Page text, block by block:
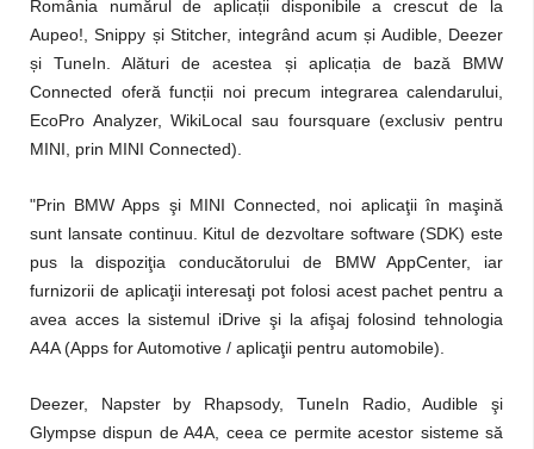
România numărul de aplicații disponibile a crescut de la
Aupeo!, Snippy și Stitcher, integrând acum și Audible, Deezer
și TuneIn. Alături de acestea și aplicația de bază BMW
Connected oferă funcții noi precum integrarea calendarului,
EcoPro Analyzer, WikiLocal sau foursquare (exclusiv pentru
MINI, prin MINI Connected).
"Prin BMW Apps şi MINI Connected, noi aplicaţii în maşină
sunt lansate continuu. Kitul de dezvoltare software (SDK) este
pus la dispoziţia conducătorului de BMW AppCenter, iar
furnizorii de aplicaţii interesaţi pot folosi acest pachet pentru a
avea acces la sistemul iDrive şi la afişaj folosind tehnologia
A4A (Apps for Automotive / aplicaţii pentru automobile).
Deezer, Napster by Rhapsody, TuneIn Radio, Audible şi
Glympse dispun de A4A, ceea ce permite acestor sisteme să